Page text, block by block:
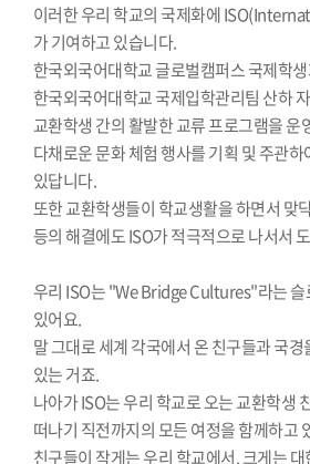
이러한 우리 학교의 국제화에
가 기여하고 있습니다.
한국외국어대학교 글로벌캠퍼스 국제학
한국외국어대학교 국제입학관리팀 산하
교환학생 간의 활발한 교류 프로그램을 운
다채로운 문화 체험 행사를 기획 및 주관
있답니다.
또한 교환학생들이 학교생활을 하면서 맞
등의 해결에도 ISO가 적극적으로 나서서
우리 ISO는 "We Bridge Cultures"라는 슬
있어요.
말 그대로 세계 각국에서 온 친구들과 국
있는 거죠.
나아가 ISO는 우리 학교로 오는 교환학생
떠나기 직전까지의 모든 여정을 함께하고
친구들이 작게는 우리 학교에서, 크게는